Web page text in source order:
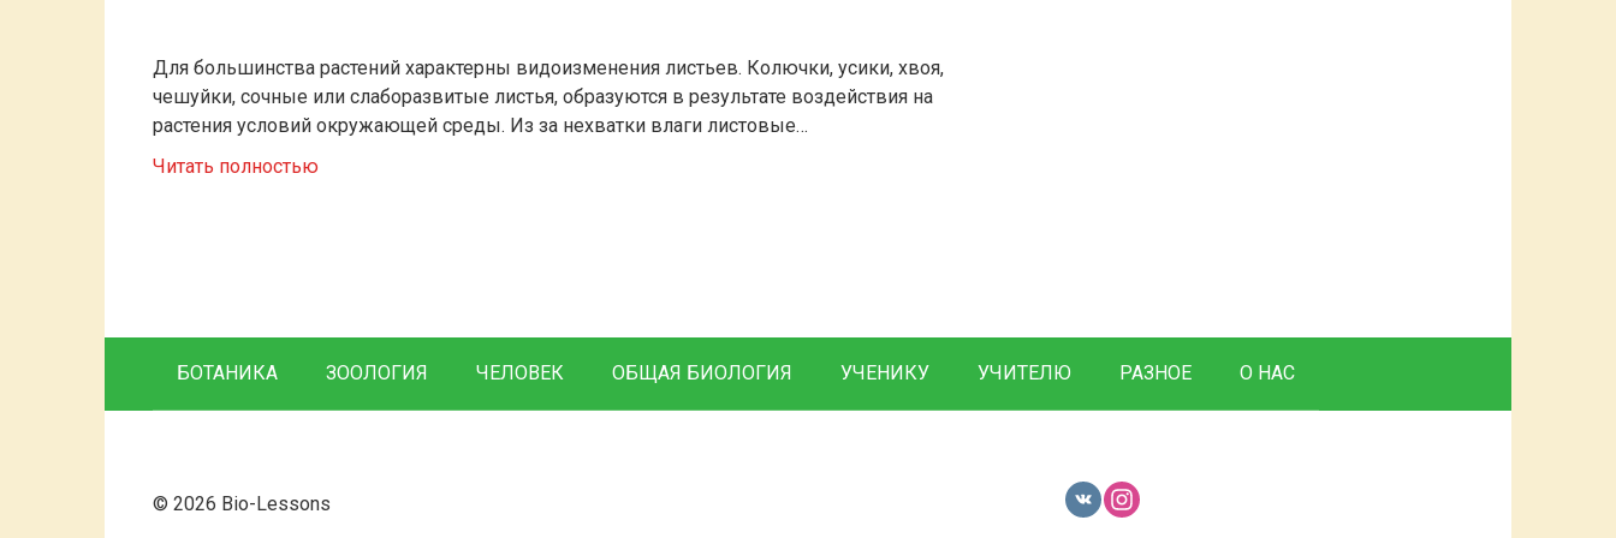
Для большинства растений характерны видоизменения листьев. Колючки, усики, хвоя,
чешуйки, сочные или слаборазвитые листья, образуются в результате воздействия на
растения условий окружающей среды. Из за нехватки влаги листовые…
Читать полностью
БОТАНИКА ЗООЛОГИЯ ЧЕЛОВЕК ОБЩАЯ БИОЛОГИЯ УЧЕНИКУ УЧИТЕЛЮ РАЗНОЕ О НАС
© 2026 Bio-Lessons